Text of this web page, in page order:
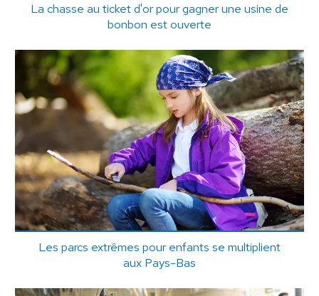
La chasse au ticket d'or pour gagner une usine de
bonbon est ouverte
Les parcs extrêmes pour enfants se multiplient
aux Pays-Bas